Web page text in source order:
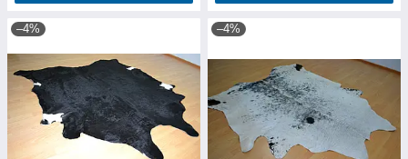
–4% –4%